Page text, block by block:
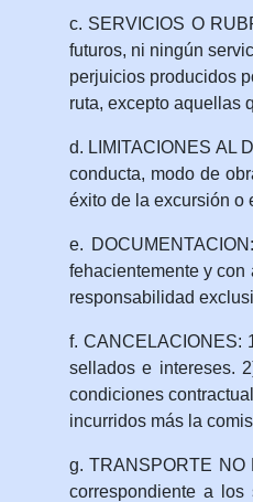
c. SERVICIOS O
futuros, ni ningún
perjuicios producidos
ruta, excepto aquellas
d. LIMITACIONES AL
conducta, modo de
éxito de la excursión o
e.
fehacientemente y
responsabilidad
f. CANCELACIONES:
sellados e intereses.
condiciones
incurridos más la
g. TRANSPORTE
correspondiente a